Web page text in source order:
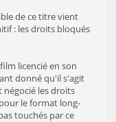
de ce titre vient
: les droits bloqués
licencié en son
donné qu'il s'agit
les droits
le format long-
touchés par ce